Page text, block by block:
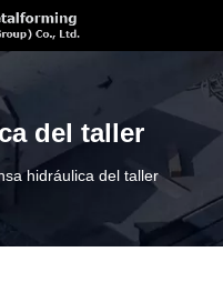
del taller
hidráulica del taller